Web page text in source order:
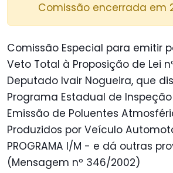
Comissão encerrada em
Comissão Especial para emitir
Veto Total à Proposição de Lei
Deputado Ivair Nogueira, que
Programa Estadual de
Emissão de Poluentes
Produzidos por Veículo
PROGRAMA I/M - e dá outras
(Mensagem nº 346/2002)